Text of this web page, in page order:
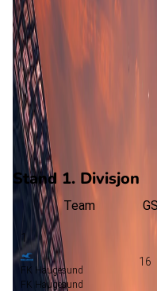
-
FK Haugesund
FK Haugesund
25aantal goals
5gewonnen
verloren
vorm
Stand 1. Divisjon
Team GS
1
FK Haugesund
FK Haugesund
16